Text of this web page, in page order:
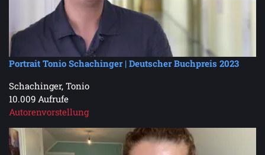
Portrait Tonio Schachinger | Deutscher Buchpreis 2023
Schachinger, Tonio
10.009 Aufrufe
Autorenvorstellung